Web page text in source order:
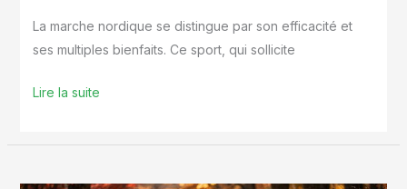
La marche nordique se distingue par son efficacité et
ses multiples bienfaits. Ce sport, qui sollicite
Lire la suite